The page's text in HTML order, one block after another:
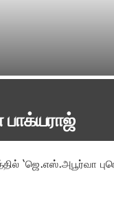
‘ஜெ.எஸ்.அபூர்வா